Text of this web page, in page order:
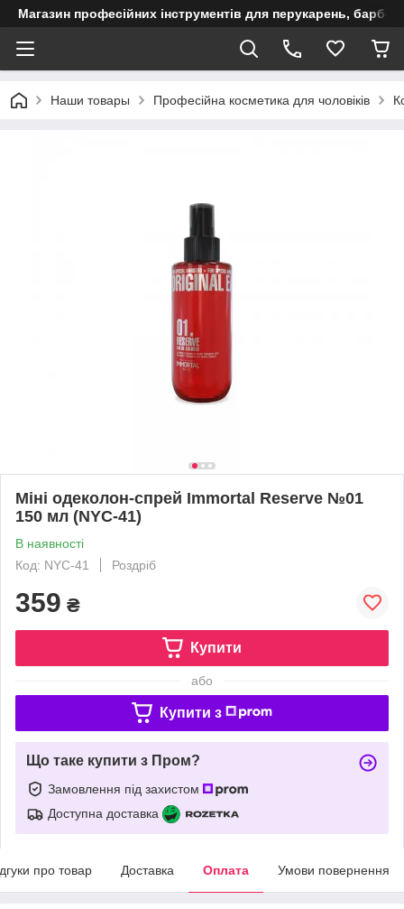
Магазин професійних інструментів для перукарень,
Наши товары Професійна косметика для чоловіків
Міні одеколон-спрей Immortal Reserve №01
150 мл (NYC-41)
В наявності
Код: NYC-41
Роздріб
359 ₴
Купити
або
Купити з
Що таке купити з Пром?
Замовлення під захистом
Доступна доставка
про товар Доставка Оплата Умови повернення